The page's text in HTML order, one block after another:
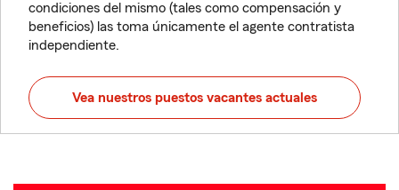
condiciones del mismo (tales como compensación y
beneficios) las toma únicamente el agente contratista
independiente.
Vea nuestros puestos vacantes actuales